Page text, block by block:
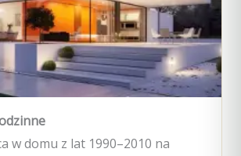
w domu z lat 1990–2010 na